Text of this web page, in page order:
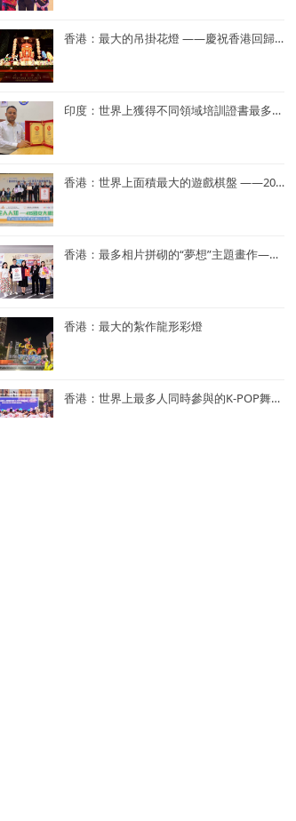
香港：最大的吊掛花燈 ——慶祝香港回歸25周年花燈
印度：世界上獲得不同領域培訓證書最多——Dr. Navneet Kumar
香港：世界上面積最大的遊戲棋盤 ——2023年「國家安全人人知—415 國安大棋盤齊齊玩」
香港：最多相片拼砌的“夢想”主題畫作——半島青年商會55周年「拼出夢相」慶祝活動
香港：最大的紮作龍形彩燈
香港：世界上最多人同時參與的K-POP舞蹈表演